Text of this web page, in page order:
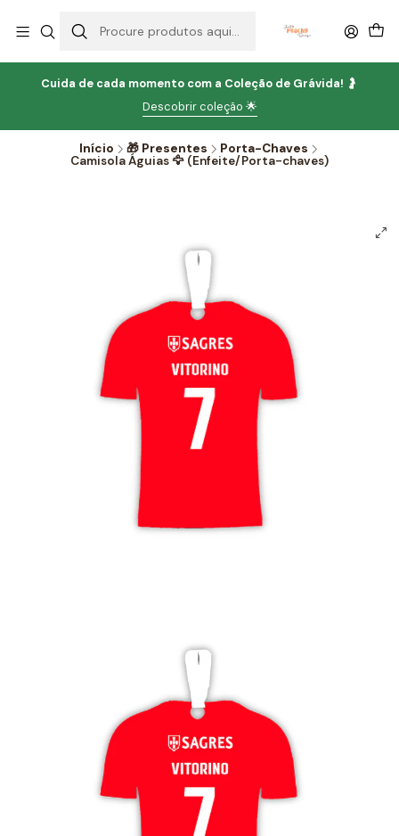
Cuida de cada momento com a Coleção de Grávida! 🤰
Descobrir coleção 🌟
Início 🎁 Presentes
Porta-Chaves
Camisola Águias 🦅 (Enfeite/Porta-chaves)